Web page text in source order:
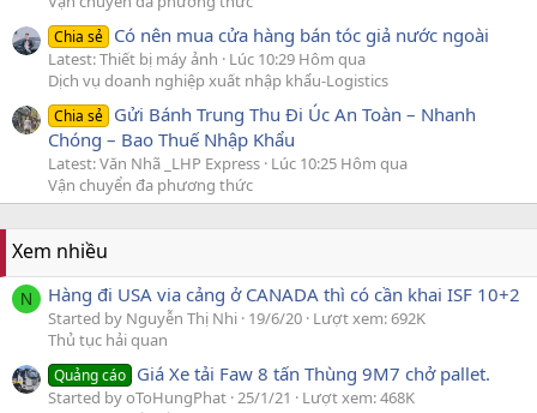
Chia sẻ Có nên mua cửa hàng bán tóc giả nước ngoài
Latest: Thiết bị máy ảnh
Lúc 10:29 Hôm qua
Dịch vụ doanh nghiệp xuất nhập khẩu-Logistics
Chia sẻ Gửi Bánh Trung Thu Đi Úc An Toàn – Nhanh
Chóng – Bao Thuế Nhập Khẩu
Latest: Văn Nhã _LHP Express Lúc 10:25 Hôm qua
Vận chuyển đa phương thức
Xem nhiều
N Hàng đi USA via cảng ở CANADA thì có cần khai ISF 10+2
Started by Nguyễn Thị Nhi 19/6/20 Lượt xem: 692K
Thủ tục hải quan
Quảng cáo Giá Xe tải Faw 8 tấn Thùng 9M7 chở pallet.
Started by oToHungPhat 25/1/21
Lượt xem: 468K